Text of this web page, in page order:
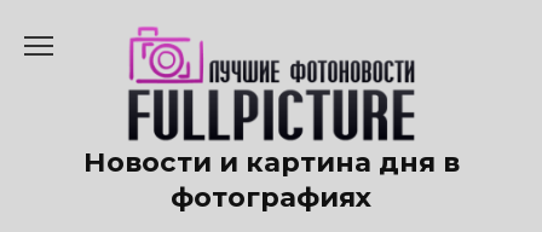
содержанию
Новости и картина дня в
фотографиях